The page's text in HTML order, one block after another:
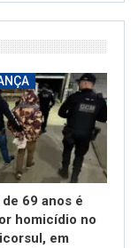
69 anos é
homicídio no
em